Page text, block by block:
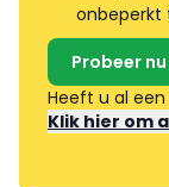
onbeperkt
Probeer nu
Heeft u al
Klik hier om